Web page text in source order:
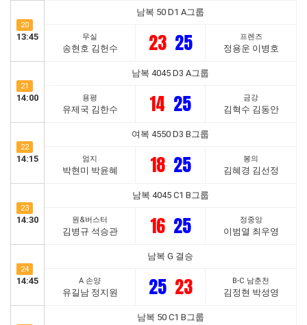
20
13:45
남복 50 D1 A그룹
무실
송현호 김헌수 23 25 프렌즈
정용운 이병호
21
14:00
남복 4045 D3 A그룹
용평
유제국 김한수 14 25 금강
김혁수 김동안
22
14:15
여복 4550 D3 B그룹
엄지
박현미 박윤혜 18 25 봉의
김혜경 김선정
23
14:30
남복 4045 C1 B그룹
원&버스터
김병규 석승관 16 25 정중앙
이범열 최우영
24
14:45
남복 G 결승
A 손양
유길남 정지원 25 23 B-C 남춘천
김정현 박성영
남복 50 C1 B그룹